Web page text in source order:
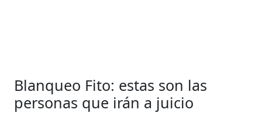
Blanqueo Fito: estas son las
personas que irán a juicio